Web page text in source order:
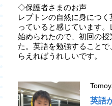
◇保護者さまのお声
レプトンの自然に身につ
っていると感じています
始められたので、初回の
た。英語を勉強すること
らえればうれしいです。
英語